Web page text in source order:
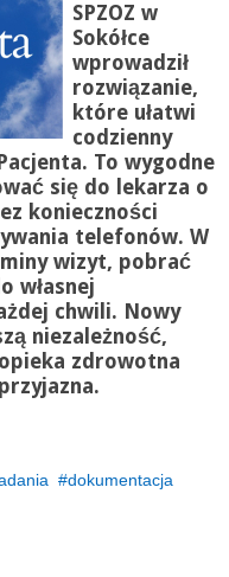
SPZOZ w
Sokółce
wprowadził
rozwiązanie,
które ułatwi
codzienny
To wygodne
się do lekarza o
konieczności
telefonów. W
wizyt, pobrać
własnej
chwili. Nowy
niezależność,
zdrowotna
dokumentacja